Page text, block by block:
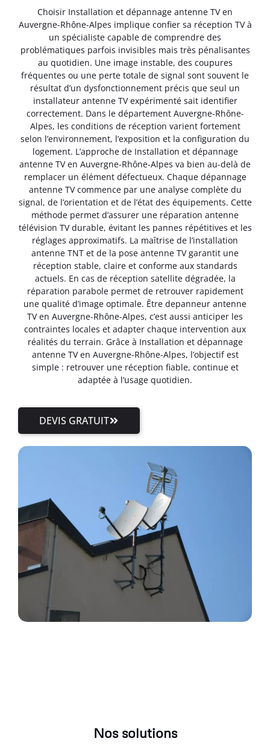
Choisir Installation et dépannage antenne TV en
Auvergne-Rhône-Alpes implique confier sa réception TV à
un spécialiste capable de comprendre des
problématiques parfois invisibles mais très pénalisantes
au quotidien. Une image instable, des coupures
fréquentes ou une perte totale de signal sont souvent le
résultat d’un dysfonctionnement précis que seul un
installateur antenne TV expérimenté sait identifier
correctement. Dans le département Auvergne-Rhône-
Alpes, les conditions de réception varient fortement
selon l’environnement, l’exposition et la configuration du
logement. L’approche de Installation et dépannage
antenne TV en Auvergne-Rhône-Alpes va bien au-delà de
remplacer un élément défectueux. Chaque dépannage
antenne TV commence par une analyse complète du
signal, de l’orientation et de l’état des équipements. Cette
méthode permet d’assurer une réparation antenne
télévision TV durable, évitant les pannes répétitives et les
réglages approximatifs. La maîtrise de l’installation
antenne TNT et de la pose antenne TV garantit une
réception stable, claire et conforme aux standards
actuels. En cas de réception satellite dégradée, la
réparation parabole permet de retrouver rapidement
une qualité d’image optimale. Être depanneur antenne
TV en Auvergne-Rhône-Alpes, c’est aussi anticiper les
contraintes locales et adapter chaque intervention aux
réalités du terrain. Grâce à Installation et dépannage
antenne TV en Auvergne-Rhône-Alpes, l’objectif est
simple : retrouver une réception fiable, continue et
adaptée à l’usage quotidien.
DEVIS GRATUIT
Nos solutions